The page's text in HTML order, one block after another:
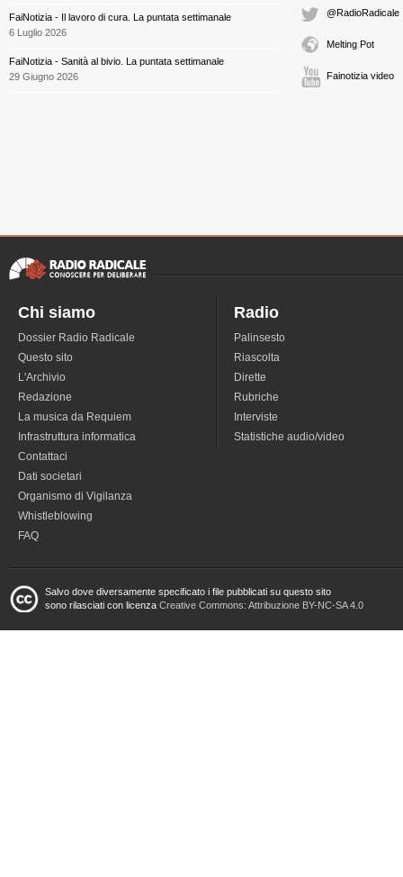
FaiNotizia - Il lavoro di cura. La puntata settimanale
6 Luglio 2026
FaiNotizia - Sanità al bivio. La puntata settimanale
29 Giugno 2026
@RadioRadicale
Melting Pot
Fainotizia video
Chi siamo
Dossier Radio Radicale
Questo sito
L'Archivio
Redazione
La musica da Requiem
Infrastruttura informatica
Contattaci
Dati societari
Organismo di Vigilanza
Whistleblowing
FAQ
Radio
Palinsesto
Riascolta
Dirette
Rubriche
Interviste
Statistiche audio/video
Salvo dove diversamente specificato i file pubblicati su questo sito
sono rilasciati con licenza Creative Commons: Attribuzione BY-NC-SA 4.0